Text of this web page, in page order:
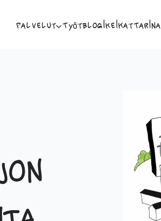
Palvelut TyötBlogiKeikatTarina